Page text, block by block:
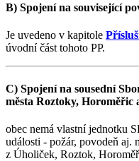
B) Spojení na související
Je uvedeno v kapitole
úvodní část tohoto PP.
C) Spojení na sousední
města Roztoky, Horoměřic
obec nemá vlastní jednotku
události - požár, povodeň aj.
z Úholiček, Roztok,